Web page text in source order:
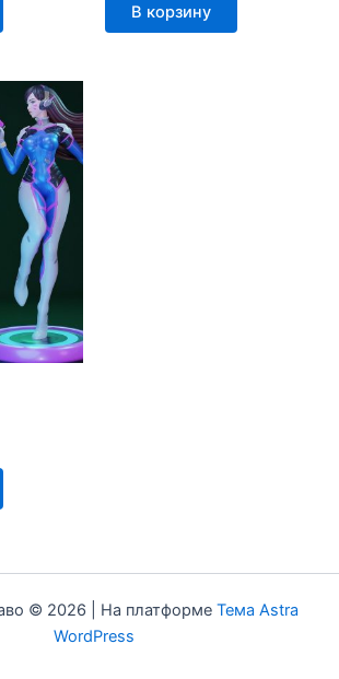
В корзину
© 2026 | На платформе Тема Astra
WordPress